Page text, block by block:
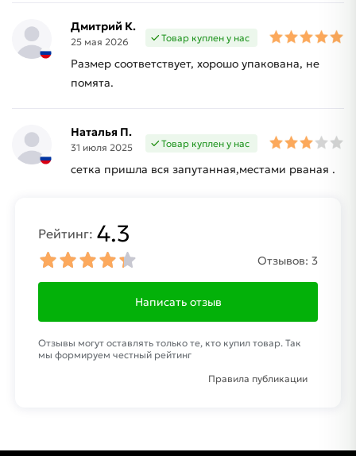
Дмитрий К.
25 мая 2026 Товар куплен у нас
Размер соответствует, хорошо упакована, не
помята.
Наталья П.
31 июля 2025 Товар куплен у нас
сетка пришла вся запутанная,местами рваная .
Рейтинг: 4.3
Отзывов: 3
Написать отзыв
Отзывы могут оставлять только те, кто купил товар. Так
мы формируем честный рейтинг
Правила публикации